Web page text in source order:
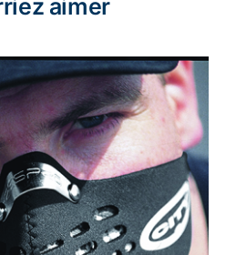
aimer